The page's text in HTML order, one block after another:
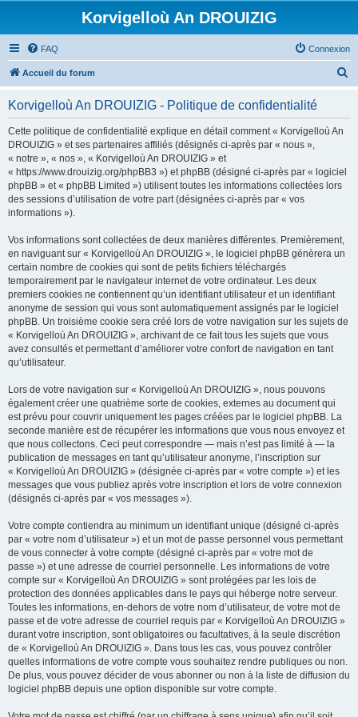
Korvigelloù An DROUIZIG
FAQ Connexion
Accueil du forum
Korvigelloù An DROUIZIG - Politique de confidentialité
Cette politique de confidentialité explique en détail comment « Korvigelloù An
DROUIZIG » et ses partenaires affiliés (désignés ci-après par « nous »,
« notre », « nos », « Korvigelloù An DROUIZIG » et
« https://www.drouizig.org/phpBB3 ») et phpBB (désigné ci-après par « logiciel
phpBB » et « phpBB Limited ») utilisent toutes les informations collectées lors
des sessions d’utilisation de votre part (désignées ci-après par « vos
informations »).
Vos informations sont collectées de deux manières différentes. Premièrement,
en naviguant sur « Korvigelloù An DROUIZIG », le logiciel phpBB génèrera un
certain nombre de cookies qui sont de petits fichiers téléchargés
temporairement par le navigateur internet de votre ordinateur. Les deux
premiers cookies ne contiennent qu’un identifiant utilisateur et un identifiant
anonyme de session qui vous sont automatiquement assignés par le logiciel
phpBB. Un troisième cookie sera créé lors de votre navigation sur les sujets de
« Korvigelloù An DROUIZIG », archivant de ce fait tous les sujets que vous
avez consultés et permettant d’améliorer votre confort de navigation en tant
qu’utilisateur.
Lors de votre navigation sur « Korvigelloù An DROUIZIG », nous pouvons
également créer une quatrième sorte de cookies, externes au document qui
est prévu pour couvrir uniquement les pages créées par le logiciel phpBB. La
seconde manière est de récupérer les informations que vous nous envoyez et
que nous collectons. Ceci peut correspondre — mais n’est pas limité à — la
publication de messages en tant qu’utilisateur anonyme, l’inscription sur
« Korvigelloù An DROUIZIG » (désignée ci-après par « votre compte ») et les
messages que vous publiez après votre inscription et lors de votre connexion
(désignés ci-après par « vos messages »).
Votre compte contiendra au minimum un identifiant unique (désigné ci-après
par « votre nom d’utilisateur ») et un mot de passe personnel vous permettant
de vous connecter à votre compte (désigné ci-après par « votre mot de
passe ») et une adresse de courriel personnelle. Les informations de votre
compte sur « Korvigelloù An DROUIZIG » sont protégées par les lois de
protection des données applicables dans le pays qui héberge notre serveur.
Toutes les informations, en-dehors de votre nom d’utilisateur, de votre mot de
passe et de votre adresse de courriel requis par « Korvigelloù An DROUIZIG »
durant votre inscription, sont obligatoires ou facultatives, à la seule discrétion
de « Korvigelloù An DROUIZIG ». Dans tous les cas, vous pouvez contrôler
quelles informations de votre compte vous souhaitez rendre publiques ou non.
De plus, vous pouvez décider de vous abonner ou non à la liste de diffusion du
logiciel phpBB depuis une option disponible sur votre compte.